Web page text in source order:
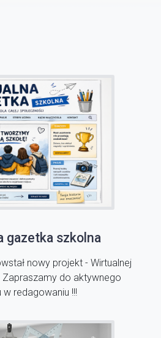
gazetka szkolna
nowy projekt - Wirtualnej
Zapraszamy do aktywnego
w redagowaniu !!!